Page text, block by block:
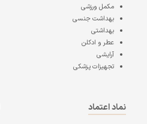
مکمل ورزشی
بهداشت جنسی
بهداشتی
عطر و ادکلن
آرایشی
تجهیزات پزشکی
نماد اعتماد